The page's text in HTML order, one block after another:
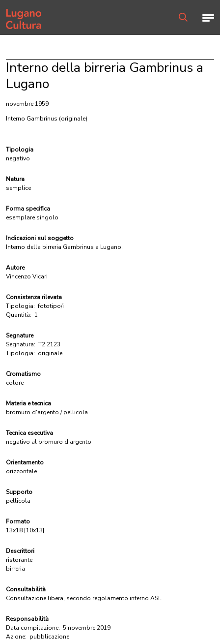
Home page
Interno della birreria Gambrinus a
Lugano
novembre 1959
Interno Gambrinus (originale)
Tipologia
negativo
Natura
semplice
Forma specifica
esemplare singolo
Indicazioni sul soggetto
Interno della birreria Gambrinus a Lugano.
Autore
Vincenzo Vicari
Consistenza rilevata
Tipologia: fototipo/i
Quantità: 1
Segnature
Segnatura: T2 2123
Tipologia: originale
Cromatismo
colore
Materia e tecnica
bromuro d'argento / pellicola
Tecnica esecutiva
negativo al bromuro d'argento
Orientamento
orizzontale
Supporto
pellicola
Formato
13x18 [10x13]
Descrittori
ristorante
birreria
Consultabilità
Consultazione libera, secondo regolamento interno ASL
Responsabilità
Data compilazione: 5 novembre 2019
Azione: pubblicazione